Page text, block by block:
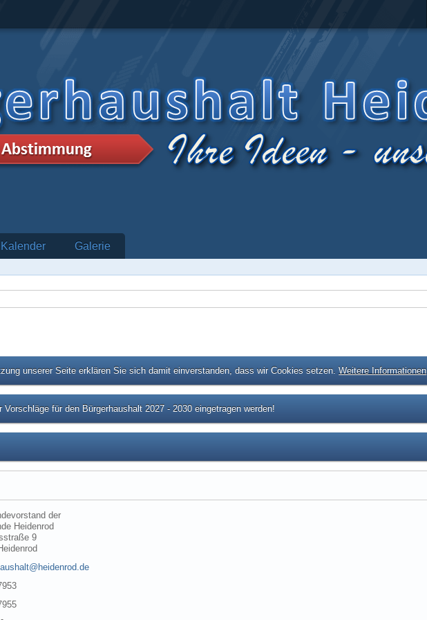
Kalender Galerie
unserer Seite erklären Sie sich damit einverstanden, dass wir Cookies setzen.Weitere Informationen
für den Bürgerhaushalt 2027 - 2030 eingetragen werden!
der
Heidenrod
9